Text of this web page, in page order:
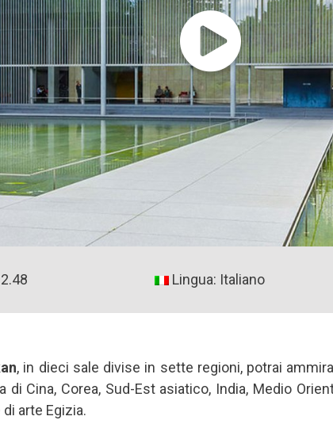
Lingua: Italiano
, in dieci sale divise in sette regioni, potrai
di Cina, Corea, Sud-Est asiatico, India, Medio
arte Egizia.